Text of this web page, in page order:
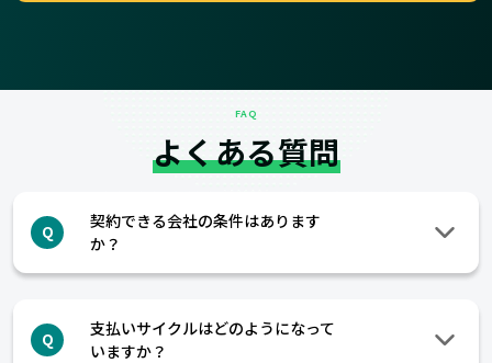
FAQ
よくある質問
Q
契約できる会社の条件はあります
か？
Q
支払いサイクルはどのようになって
いますか？